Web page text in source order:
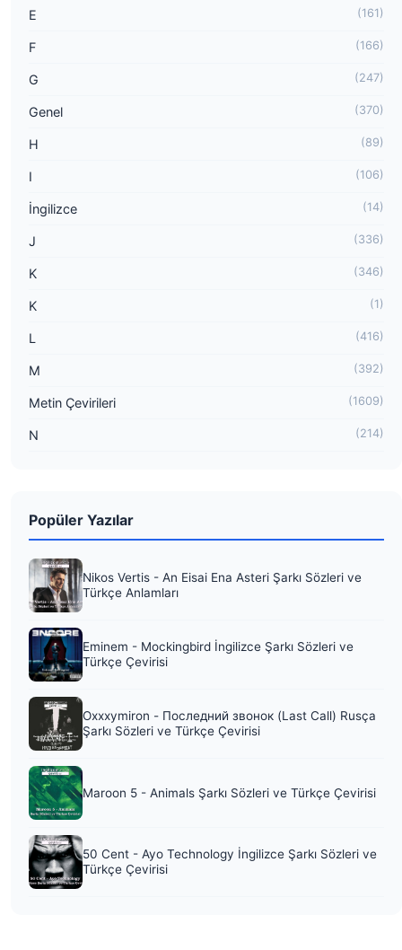
E (161)
F (166)
G (247)
Genel (370)
H (89)
I (106)
İngilizce (14)
J (336)
K (346)
K (1)
L (416)
M (392)
Metin Çevirileri (1609)
N (214)
Popüler Yazılar
Nikos Vertis - An Eisai Ena Asteri Şarkı Sözleri ve
Türkçe Anlamları
Eminem - Mockingbird İngilizce Şarkı Sözleri ve
Türkçe Çevirisi
Oxxxymiron - Последний звонок (Last Call) Rusça
Şarkı Sözleri ve Türkçe Çevirisi
Maroon 5 - Animals Şarkı Sözleri ve Türkçe Çevirisi
50 Cent - Ayo Technology İngilizce Şarkı Sözleri ve
Türkçe Çevirisi